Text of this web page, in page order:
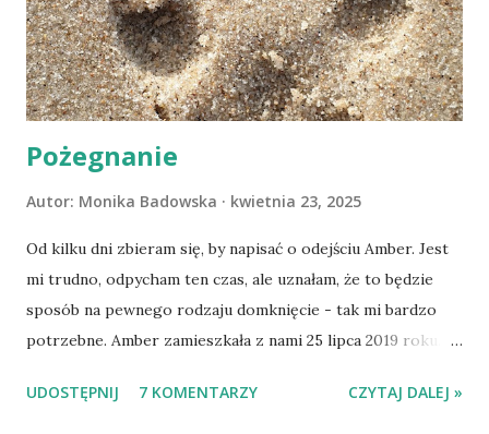
Pożegnanie
Autor: Monika Badowska kwietnia 23, 2025
Od kilku dni zbieram się, by napisać o odejściu Amber. Jest
mi trudno, odpycham ten czas, ale uznałam, że to będzie
sposób na pewnego rodzaju domknięcie - tak mi bardzo
potrzebne. Amber zamieszkała z nami 25 lipca 2019 roku.
Mazowieckim, pojechaliśmy na wizytę zapoznawczą, a kilka
UDOSTĘPNIJ 7 KOMENTARZY CZYTAJ DALEJ »